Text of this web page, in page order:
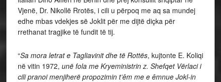
Vjenë, Dr. Nikollë Rrotës, i cili u përpoq me aq sa mundej
edhe mbas vdekjes së Joklit për me dijtë diçka për
rrethanat tragjike të fundit të tij.
“Sa mora letrat e Tagliavinit dhe të Rottës, kujtonte E. Koliqi
në vitin 1972, unë fola me Kryeministrin z. Shefqet Vërlaci i
cili pranoi menjiherë propozimin t’êm me e êmnue Jokl-in